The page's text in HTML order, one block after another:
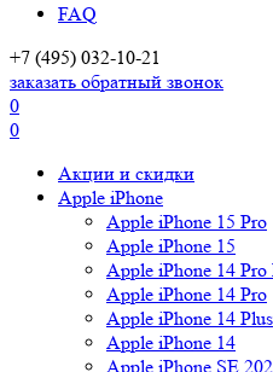
FAQ
+7 (495) 032-10-21
заказать обратный звонок
0
0
Акции и скидки
Apple iPhone
Apple iPhone 15 Pro
Apple iPhone 15
Apple iPhone 14 Pro
Apple iPhone 14 Pro
Apple iPhone 14 Plus
Apple iPhone 14
Apple iPhone SE